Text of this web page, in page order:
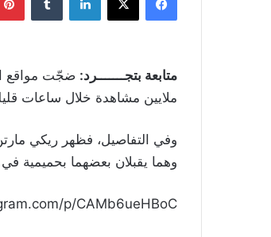
متابعة بتجـــــــرد:
ملايين مشاهدة خلال ساعات
وفي التفاصيل، فظهر ريكي
وهما يقبلان بعضهما بحميمية
p/CAMb6ueHBoC/